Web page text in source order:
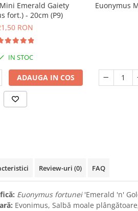
Emerald Gaiety
fort.) - 20cm (P9)
RON
IN STOC
ADAUGA IN COS
Euonymus
Review-uri (0) FAQ
Euonymus fortunei'Emerald 'n'
Evonimus, Salbă moale